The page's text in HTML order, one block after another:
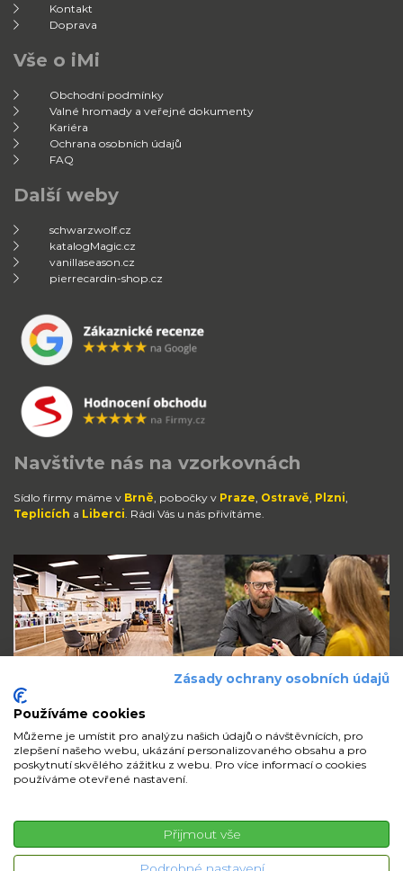
Kontakt
Doprava
Vše o iMi
Obchodní podmínky
Valné hromady a veřejné dokumenty
Kariéra
Ochrana osobních údajů
FAQ
Další weby
schwarzwolf.cz
katalogMagic.cz
vanillaseason.cz
pierrecardin-shop.cz
Navštivte nás na vzorkovnách
Sídlo firmy máme v Brně , pobočky v Praze Ostravě Plzni
Teplicích a Liberci . Rádi Vás u nás přivítáme.
Zůstaňte s námi v kontaktu
volejte
© 2026 iMi Partner, a.s. | Všechna práva vyhrazena
Zásady ochrany osobních údajů
Používáme cookies
Můžeme je umístit pro analýzu našich údajů o návštěvnících, pro
zlepšení našeho webu, ukázání personalizovaného obsahu a pro
poskytnutí skvělého zážitku z webu. Pro více informací o cookies
používáme otevřené nastavení.
Přijmout vše